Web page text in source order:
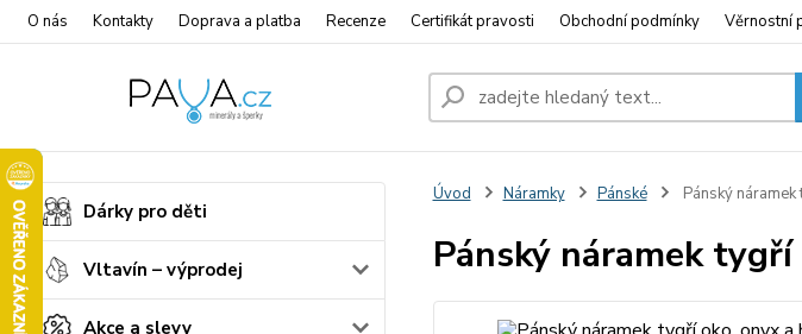
O nás Kontakty Doprava a platba Recenze Certifikát pravosti Obchodní podmínky Věrnostní
Dárky pro děti
Vltavín – výprodej
Akce a slevy
Úvod Náramky Pánské Pánský
Pánský náramek